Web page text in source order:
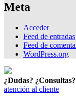
Meta
Acceder
Feed de entradas
Feed de
WordPress.org
¿Dudas?
atención al cliente